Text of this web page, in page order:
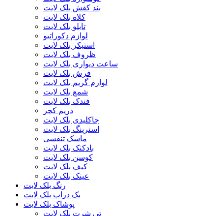
بند کفش بلک لایت
کلاه بلک لایت
تابلو بلک لایت
لوازم دکوراتیو
استیکر بلک لایت
ظروف بلک لایت
ساعت دیواری بلک لایت
فرش بلک لایت
لوازم گریم بلک لایت
شمع بلک لایت
فندک بلک لایت
دریم کچر
جاکلیدی بلک لایت
استرینگ بلک لایت
ماسک تنفسی
بادکنک بلک لایت
کوسن بلک لایت
کیف بلک لایت
عینک بلک لایت
رنگ بلک لایت
بک دراپ بلک لایت
پوشاک بلک لایت
تی شرت بلک لایت